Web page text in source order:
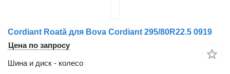
Cordiant Roată для Bova Cordiant 295/80R22.5 0919
Цена по запросу
Шина и диск - колесо